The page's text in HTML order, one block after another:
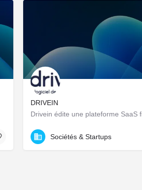
DRIVEIN
23 Avenue Dauphine, Orléans,
Sociétés & Startups